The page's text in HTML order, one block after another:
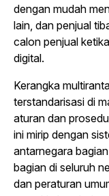
dengan mudah
lain, dan penjual
calon penjual
digital.
Kerangka
terstandarisasi di
aturan dan
ini mirip dengan
antarnegara
bagian di seluruh
dan peraturan